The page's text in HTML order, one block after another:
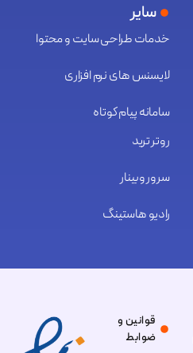
سایر
خدمات طراحی سایت و محتوا
لایسنس های نرم افزاری
سامانه پیام کوتاه
روتر ترید
سرور وبینار
رادیو هاستینگ
قوانین و
ضوابط